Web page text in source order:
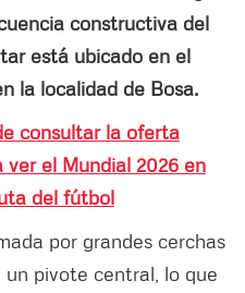
constructiva del
está ubicado en el
la localidad de Bosa.
consultar la oferta
el Mundial 2026 en
del fútbol
por grandes cerchas
pivote central, lo que